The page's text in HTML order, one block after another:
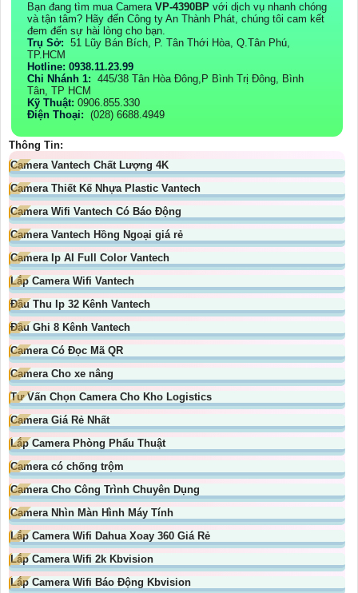
Bạn đang tìm mua Camera VP-4390BP với dịch vụ nhanh chóng
và tận tâm? Hãy đến Công ty An Thành Phát, chúng tôi cam kết
đem đến sự hài lòng cho bạn.
Trụ Sở: 51 Lũy Bán Bích, P. Tân Thới Hòa, Q.Tân Phú,
TP.HCM
Hotline: 0938.11.23.99
Chi Nhánh 1: 445/38 Tân Hòa Đông,P Bình Trị Đông, Bình
Tân, TP HCM
Kỹ Thuật: 0906.855.330
Điện Thoại: (028) 6688.4949
Thông Tin:
Camera Vantech Chất Lượng 4K
Camera Thiết Kế Nhựa Plastic Vantech
Camera Wifi Vantech Có Báo Động
Camera Vantech Hồng Ngoại giá rẻ
Camera Ip AI Full Color Vantech
Lắp Camera Wifi Vantech
Đầu Thu Ip 32 Kênh Vantech
Đầu Ghi 8 Kênh Vantech
Camera Có Đọc Mã QR
Camera Cho xe nâng
Tư Vấn Chọn Camera Cho Kho Logistics
Camera Giá Rẻ Nhất
Lắp Camera Phòng Phẩu Thuật
Camera có chống trộm
Camera Cho Công Trình Chuyên Dụng
Camera Nhìn Màn Hình Máy Tính
Lắp Camera Wifi Dahua Xoay 360 Giá Rẻ
Lắp Camera Wifi 2k Kbvision
Lắp Camera Wifi Báo Động Kbvision